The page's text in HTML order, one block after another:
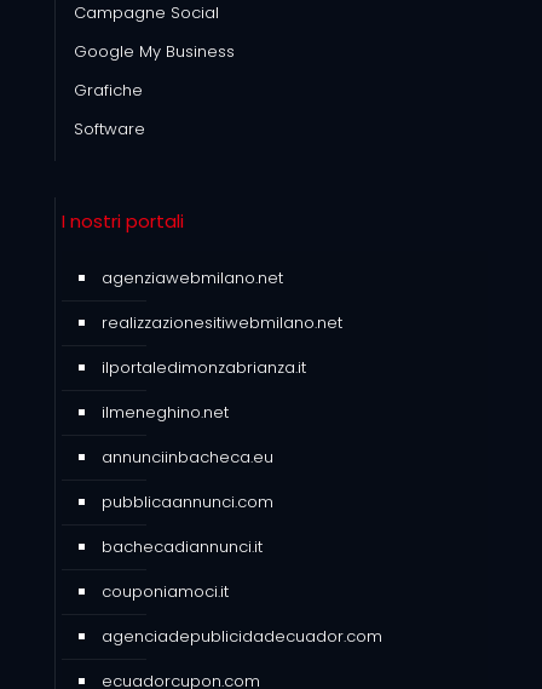
Campagne Social
Google My Business
Grafiche
Software
I nostri portali
agenziawebmilano.net
realizzazionesitiwebmilano.net
ilportaledimonzabrianza.it
ilmeneghino.net
annunciinbacheca.eu
pubblicaannunci.com
bachecadiannunci.it
couponiamoci.it
agenciadepublicidadecuador.com
ecuadorcupon.com